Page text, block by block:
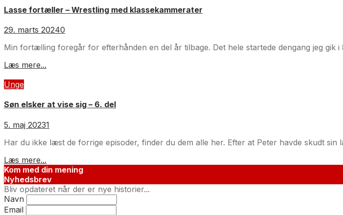
Lasse fortæller – Wrestling med klassekammerater
29. marts 20240
Min fortælling foregår for efterhånden en del år tilbage. Det hele startede dengang jeg gik
Læs mere...
Unge
Søn elsker at vise sig – 6. del
5. maj 20231
Har du ikke læst de forrige episoder, finder du dem alle her. Efter at Peter havde skudt sin
Læs mere...
Kom med din mening
Nyhedsbrev
Bliv opdateret når der er nye historier...
Navn
Email